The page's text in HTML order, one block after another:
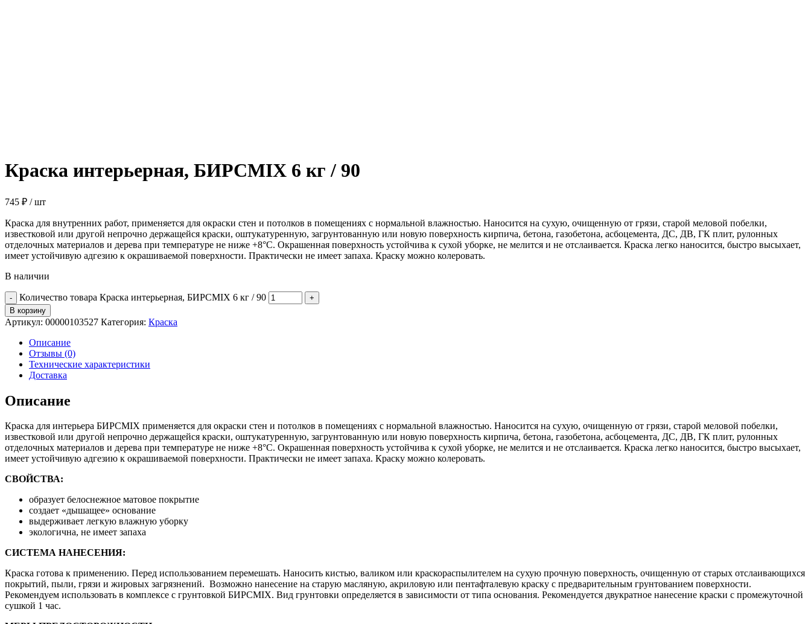
Краска интерьерная, БИРСMIX 6 кг / 90
745 ₽ / шт
Краска для внутренних работ, применяется для окраски стен и потолков в помещениях с нормальной влажностью. Наносится на сухую, очищенную от грязи, старой меловой побелки,
известковой или другой непрочно держащейся краски, оштукатуренную, загрунтованную или новую поверхность кирпича, бетона, газобетона, асбоцемента, ДС, ДВ, ГК плит, рулонных
отделочных материалов и дерева при температуре не ниже +8°С. Окрашенная поверхность устойчива к сухой уборке, не мелится и не отслаивается. Краска легко наносится, быстро высыхает,
имеет устойчивую адгезию к окрашиваемой поверхности. Практически не имеет запаха. Краску можно колеровать.
В наличии
Количество товара Краска интерьерная, БИРСMIX 6 кг / 90
В корзину
Артикул: 00000103527 Категория: Краска
Описание
Отзывы (0)
Технические характеристики
Доставка
Описание
Краска для интерьера БИРСMIX применяется для окраски стен и потолков в помещениях с нормальной влажностью. Наносится на сухую, очищенную от грязи, старой меловой побелки,
известковой или другой непрочно держащейся краски, оштукатуренную, загрунтованную или новую поверхность кирпича, бетона, газобетона, асбоцемента, ДС, ДВ, ГК плит, рулонных
отделочных материалов и дерева при температуре не ниже +8°С. Окрашенная поверхность устойчива к сухой уборке, не мелится и не отслаивается. Краска легко наносится, быстро высыхает,
имеет устойчивую адгезию к окрашиваемой поверхности. Практически не имеет запаха. Краску можно колеровать.
СВОЙСТВА:
образует белоснежное матовое покрытие
создает «дышащее» основание
выдерживает легкую влажную уборку
экологична, не имеет запаха
СИСТЕМА НАНЕСЕНИЯ:
Краска готова к применению. Перед использованием перемешать. Наносить кистью, валиком или краскораспылителем на сухую прочную поверхность, очищенную от старых отслаивающихся
покрытий, пыли, грязи и жировых загрязнений. Возможно нанесение на старую масляную, акриловую или пентафталевую краску с предварительным грунтованием поверхности.
Рекомендуем использовать в комплексе с грунтовкой БИРСMIX. Вид грунтовки определяется в зависимости от типа основания. Рекомендуется двукратное нанесение краски с промежуточной
сушкой 1 час.